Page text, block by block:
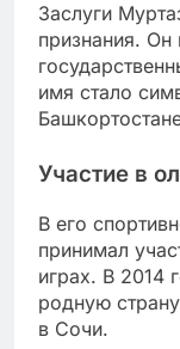
Заслуги
признания.
имя стало
Участие в
В его
принимал
играх. В 2014
родную
в Сочи.